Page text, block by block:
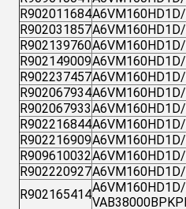
R902011684
R902031857
R902139760
R902149009
R902237457
R902067934
R902067933
R902216844
R902216909
R909610032
R902220927
R902165414